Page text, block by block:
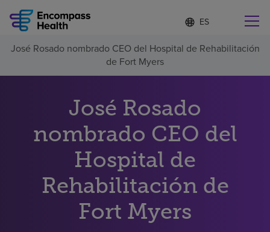
Lista
de
idiomas
d
o
a
e
c
c
o
a
o
Encuentre una localidad cerca de usted
Por qué debe elegirnos
Servicios de rehabilitación
Pacientes y cuidadores
Recursos de salud
José Rosado nombrado CEO del Hospital de Rehabilitación
de Fort Myers
José Rosado
nombrado CEO del
Hospital de
Rehabilitación de
Fort Myers